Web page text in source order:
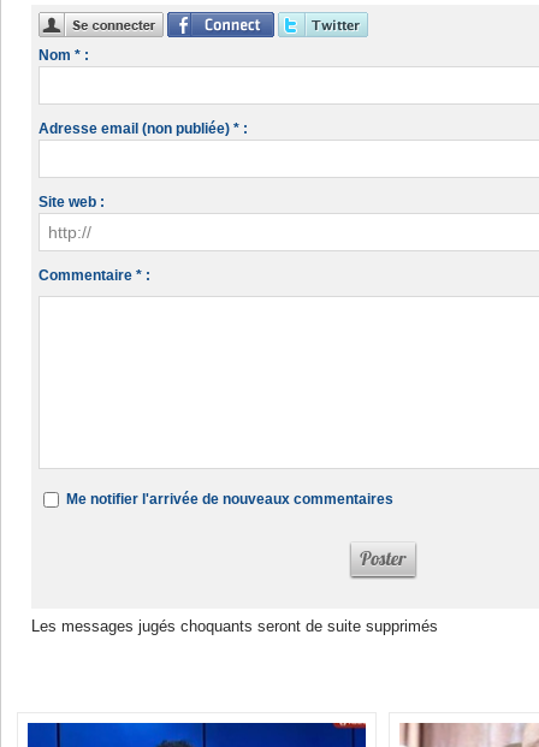
Nom * :
Adresse email (non publiée) * :
Site web :
Commentaire * :
Me notifier l'arrivée de nouveaux commentaires
Les messages jugés choquants seront de suite supprimés